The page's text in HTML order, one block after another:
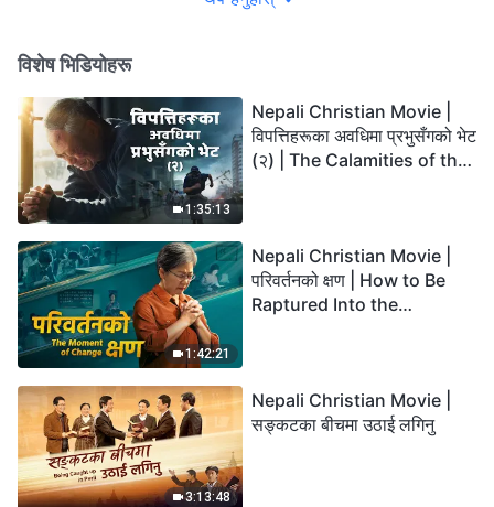
विशेष भिडियोहरू
1:35:13
Nepali Christian Movie |
विपत्तिहरूका अवधिमा प्रभुसँगको भेट
(२) | The Calamities of the
1:42:21
Nepali Christian Movie |
परिवर्तनको क्षण | How to Be
Raptured Into the
3:13:48
Nepali Christian Movie |
सङ्कटका बीचमा उठाई लगिनु